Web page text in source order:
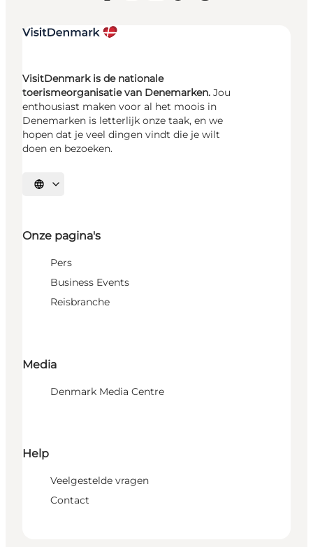
VisitDenmark is de nationale
toerismeorganisatie van Denemarken. Jou
enthousiast maken voor al het moois in
Denemarken is letterlijk onze taak, en we
hopen dat je veel dingen vindt die je wilt
doen en bezoeken.
Selecteer taal
Onze pagina's
Pers
Business Events
Reisbranche
Media
Denmark Media Centre
Help
Veelgestelde vragen
Contact